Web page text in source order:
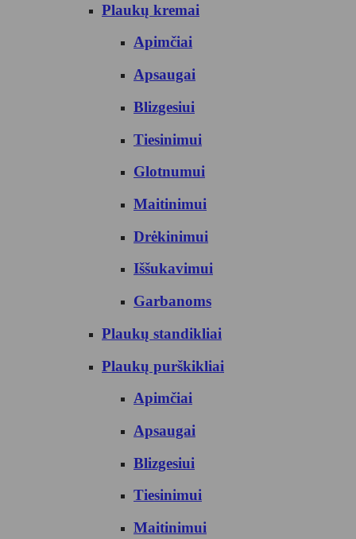
Plaukų kremai
Apimčiai
Apsaugai
Blizgesiui
Tiesinimui
Glotnumui
Maitinimui
Drėkinimui
Iššukavimui
Garbanoms
Plaukų standikliai
Plaukų purškikliai
Apimčiai
Apsaugai
Blizgesiui
Tiesinimui
Maitinimui